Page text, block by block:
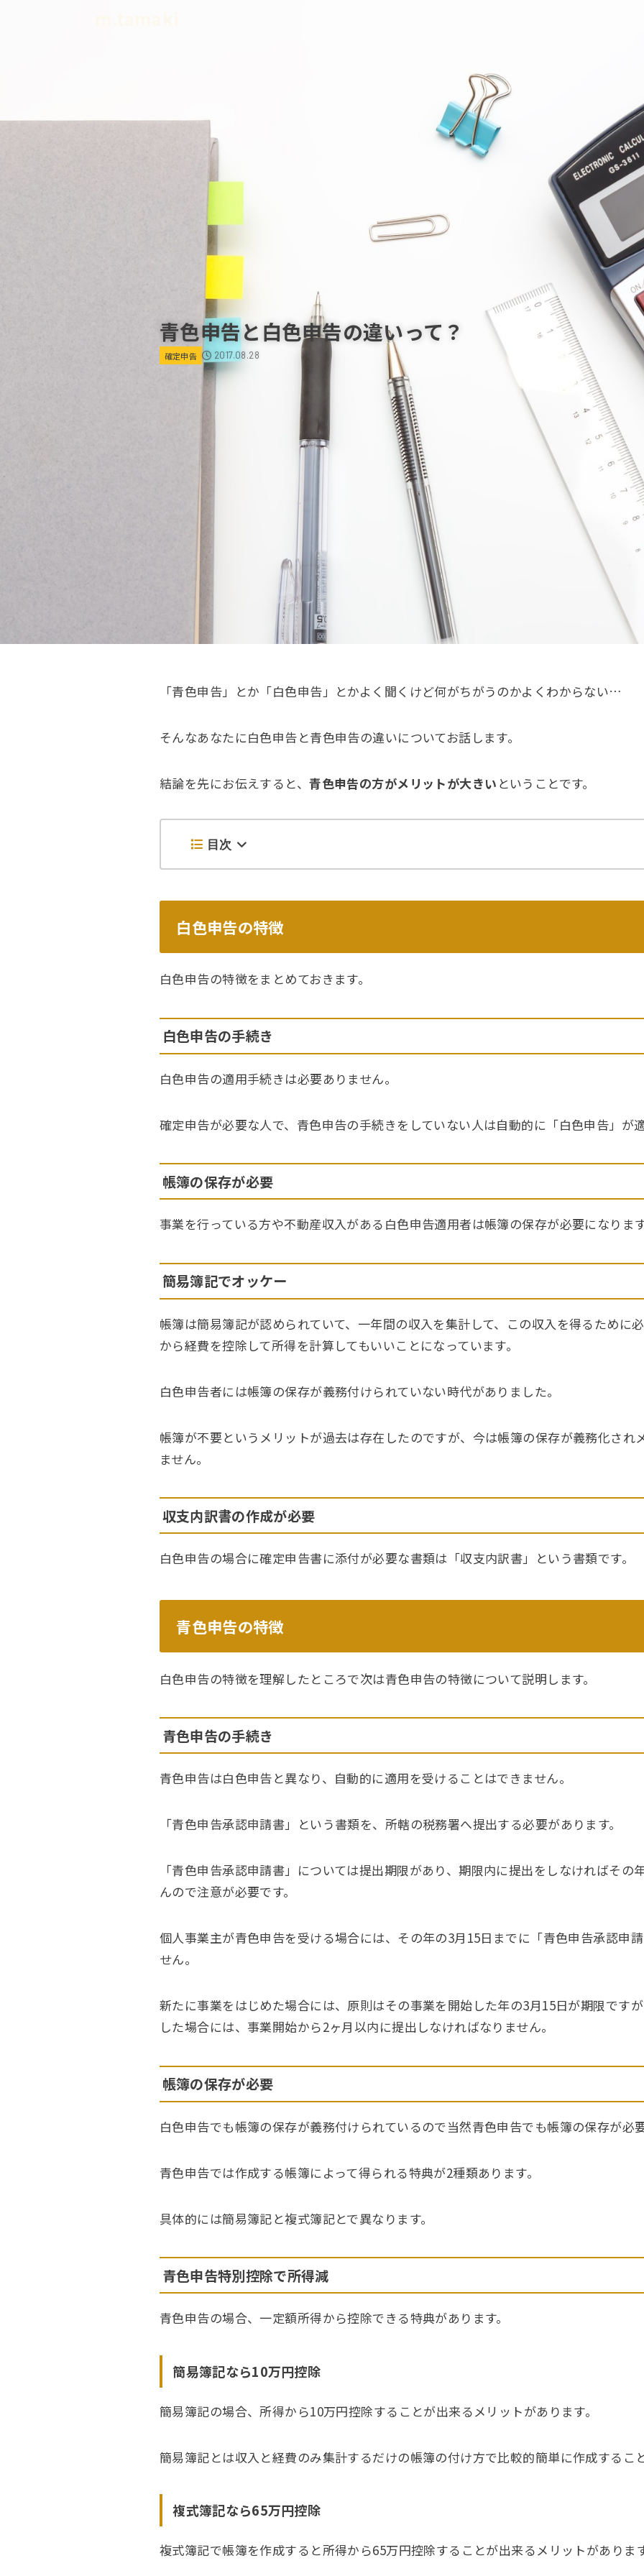
青色申告と白色申告の違いって？
確定申告 2017.08.28
「青色申告」とか「白色申告」とかよく聞くけど何がちがうのかよくわからない…
そんなあなたに白色申告と青色申告の違いについてお話します。
結論を先にお伝えすると、青色申告の方がメリットが大きい ということです。
目次
白色申告の特徴
白色申告の特徴をまとめておきます。
白色申告の手続き
白色申告の適用手続きは必要ありません。
確定申告が必要な人で、青色申告の手続きをしていない人は自動的に「白色申告」が適
帳簿の保存が必要
事業を行っている方や不動産収入がある白色申告適用者は帳簿の保存が必要になります
簡易簿記でオッケー
帳簿は簡易簿記が認められていて、一年間の収入を集計して、この収入を得るために
から経費を控除して所得を計算してもいいことになっています。
白色申告者には帳簿の保存が義務付けられていない時代がありました。
帳簿が不要というメリットが過去は存在したのですが、今は帳簿の保存が義務化され
ません。
収支内訳書の作成が必要
白色申告の場合に確定申告書に添付が必要な書類は「収支内訳書」という書類です。
青色申告の特徴
白色申告の特徴を理解したところで次は青色申告の特徴について説明します。
青色申告の手続き
青色申告は白色申告と異なり、自動的に適用を受けることはできません。
「青色申告承認申請書」という書類を、所轄の税務署へ提出する必要があります。
「青色申告承認申請書」については提出期限があり、期限内に提出をしなければその
んので注意が必要です。
個人事業主が青色申告を受ける場合には、その年の3月15日までに「青色申告承認申
せん。
新たに事業をはじめた場合には、原則はその事業を開始した年の3月15日が期限です
した場合には、事業開始から2ヶ月以内に提出しなければなりません。
帳簿の保存が必要
白色申告でも帳簿の保存が義務付けられているので当然青色申告でも帳簿の保存が必要
青色申告では作成する帳簿によって得られる特典が2種類あります。
具体的には簡易簿記と複式簿記とで異なります。
青色申告特別控除で所得減
青色申告の場合、一定額所得から控除できる特典があります。
簡易簿記なら10万円控除
簡易簿記の場合、所得から10万円控除することが出来るメリットがあります。
簡易簿記とは収入と経費のみ集計するだけの帳簿の付け方で比較的簡単に作成するこ
複式簿記なら65万円控除
複式簿記で帳簿を作成すると所得から65万円控除することが出来るメリットがあります